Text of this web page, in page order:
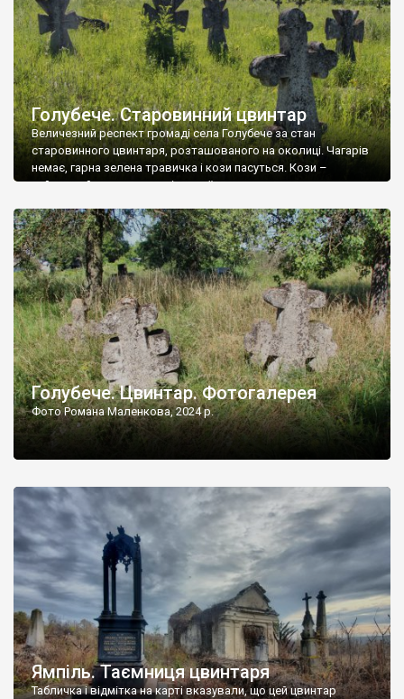
Голубече. Старовинний цвинтар
Величезний респект громаді села Голубече за стан
старовинного цвинтаря, розташованого на околиці. Чагарів
немає, гарна зелена травичка і кози пасуться. Кози –
найкращий регулятор шкідливої, для старих кладовищ,
бруньками, кози ті бруньки обгризають, бо то улюблений
делікатес. На цвинтарі у Голубечому ціла колекція
різноманітних форм хрестів. Село відносно невелике, […]
Голубече. Цвинтар. Фотогалерея
Фото Романа Маленкова, 2024 р.
Ямпіль. Таємниця цвинтаря
Табличка і відмітка на карті вказували, що цей цвинтар